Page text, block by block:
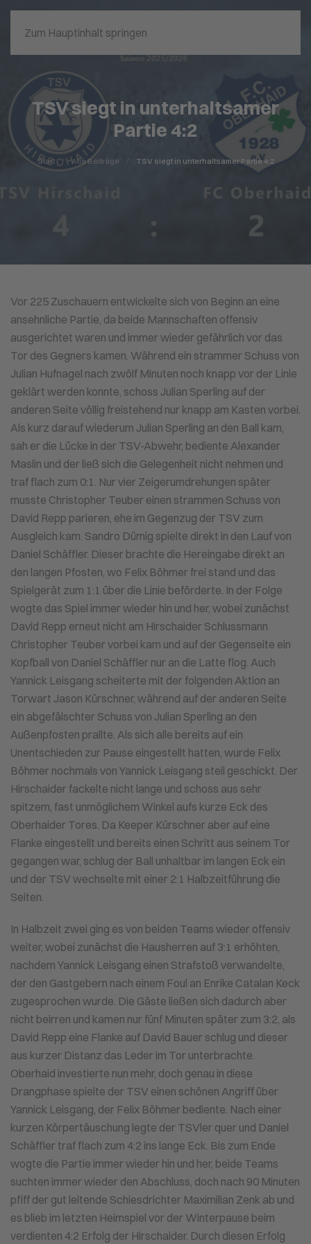
Zum Hauptinhalt springen
TSV siegt in unterhaltsamer
Partie 4:2
Start Alle Beiträge TSV siegt in unterhaltsamer Partie 4:2
Vor 225 Zuschauern entwickelte sich von Beginn an eine
ansehnliche Partie, da beide Mannschaften offensiv
ausgerichtet waren und immer wieder gefährlich vor das
Tor des Gegners kamen. Während ein strammer Schuss von
Julian Hufnagel nach zwölf Minuten noch knapp vor der Linie
geklärt werden konnte, schoss Julian Sperling auf der
anderen Seite völlig freistehend nur knapp am Kasten vorbei.
Als kurz darauf wiederum Julian Sperling an den Ball kam,
sah er die Lücke in der TSV-Abwehr, bediente Alexander
Maslin und der ließ sich die Gelegenheit nicht nehmen und
traf flach zum 0:1. Nur vier Zeigerumdrehungen später
musste Christopher Teuber einen strammen Schuss von
David Repp parieren, ehe im Gegenzug der TSV zum
Ausgleich kam. Sandro Dümig spielte direkt in den Lauf von
Daniel Schäffler. Dieser brachte die Hereingabe direkt an
den langen Pfosten, wo Felix Böhmer frei stand und das
Spielgerät zum 1:1 über die Linie beförderte. In der Folge
wogte das Spiel immer wieder hin und her, wobei zunächst
David Repp erneut nicht am Hirschaider Schlussmann
Christopher Teuber vorbei kam und auf der Gegenseite ein
Kopfball von Daniel Schäffler nur an die Latte flog. Auch
Yannick Leisgang scheiterte mit der folgenden Aktion an
Torwart Jason Kürschner, während auf der anderen Seite
ein abgefälschter Schuss von Julian Sperling an den
Außenpfosten prallte. Als sich alle bereits auf ein
Unentschieden zur Pause eingestellt hatten, wurde Felix
Böhmer nochmals von Yannick Leisgang steil geschickt. Der
Hirschaider fackelte nicht lange und schoss aus sehr
spitzem, fast unmöglichem Winkel aufs kurze Eck des
Oberhaider Tores. Da Keeper Kürschner aber auf eine
Flanke eingestellt und bereits einen Schritt aus seinem Tor
gegangen war, schlug der Ball unhaltbar im langen Eck ein
und der TSV wechselte mit einer 2:1 Halbzeitführung die
Seiten.
In Halbzeit zwei ging es von beiden Teams wieder offensiv
weiter, wobei zunächst die Hausherren auf 3:1 erhöhten,
nachdem Yannick Leisgang einen Strafstoß verwandelte,
der den Gastgebern nach einem Foul an Enrike Catalan Keck
zugesprochen wurde. Die Gäste ließen sich dadurch aber
nicht beirren und kamen nur fünf Minuten später zum 3:2, als
David Repp eine Flanke auf David Bauer schlug und dieser
aus kurzer Distanz das Leder im Tor unterbrachte.
Oberhaid investierte nun mehr, doch genau in diese
Drangphase spielte der TSV einen schönen Angriff über
Yannick Leisgang, der Felix Böhmer bediente. Nach einer
kurzen Körpertäuschung legte der TSVler quer und Daniel
Schäffler traf flach zum 4:2 ins lange Eck. Bis zum Ende
wogte die Partie immer wieder hin und her, beide Teams
suchten immer wieder den Abschluss, doch nach 90 Minuten
pfiff der gut leitende Schiesdrichter Maximilian Zenk ab und
es blieb im letzten Heimspiel vor der Winterpause beim
verdienten 4:2 Erfolg der Hirschaider. Durch diesen Erfolg